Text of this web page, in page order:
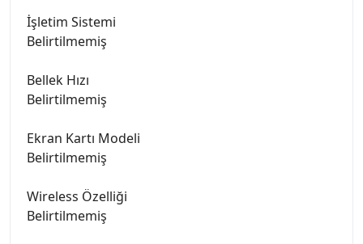
İşletim Sistemi
Belirtilmemiş
Bellek Hızı
Belirtilmemiş
Ekran Kartı Modeli
Belirtilmemiş
Wireless Özelliği
Belirtilmemiş